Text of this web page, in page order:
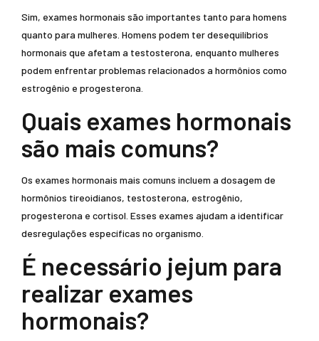
Sim, exames hormonais são importantes tanto para homens
quanto para mulheres. Homens podem ter desequilíbrios
hormonais que afetam a testosterona, enquanto mulheres
podem enfrentar problemas relacionados a hormônios como
estrogênio e progesterona.
Quais exames hormonais
são mais comuns?
Os exames hormonais mais comuns incluem a dosagem de
hormônios tireoidianos, testosterona, estrogênio,
progesterona e cortisol. Esses exames ajudam a identificar
desregulações específicas no organismo.
É necessário jejum para
realizar exames
hormonais?